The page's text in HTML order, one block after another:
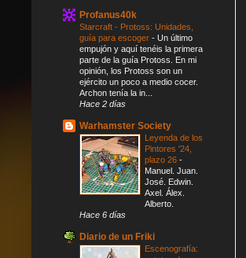
Profanus40k
Starcraft - Protoss: Unidades,
guía para escoger - Un último
empujón y aquí tenéis la primera
parte de la guía Protoss. En mi
opinión, los Protoss son un
ejército un poco a medio cocer.
Archon tenía la in...
Hace 2 días
Warhamster Society
Leyenda de los
Pintores '24,
plazo 26 -
Manuel. Juan.
José. Edwin.
Axel. Álex.
Alberto.
Hace 6 días
Diario de un Friki
Escenografía: